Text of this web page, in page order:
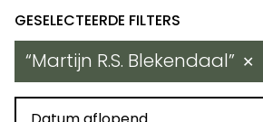
Resultaten
Martijn R.S. Blekendaal ✕
Sorteren op datum